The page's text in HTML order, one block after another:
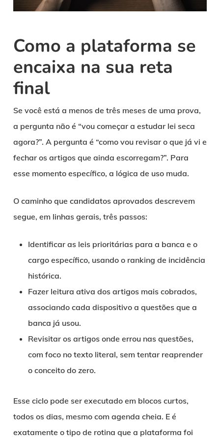
Como a plataforma se
encaixa na sua reta
final
Se você está a menos de três meses de uma prova,
a pergunta não é “vou começar a estudar lei seca
agora?”. A pergunta é “como vou revisar o que já vi e
fechar os artigos que ainda escorregam?”. Para
esse momento específico, a lógica de uso muda.
O caminho que candidatos aprovados descrevem
segue, em linhas gerais, três passos:
Identificar as leis prioritárias para a banca e o
cargo específico, usando o ranking de incidência
histórica.
Fazer leitura ativa dos artigos mais cobrados,
associando cada dispositivo a questões que a
banca já usou.
Revisitar os artigos onde errou nas questões,
com foco no texto literal, sem tentar reaprender
o conceito do zero.
Esse ciclo pode ser executado em blocos curtos,
todos os dias, mesmo com agenda cheia. E é
exatamente o tipo de rotina que a plataforma foi